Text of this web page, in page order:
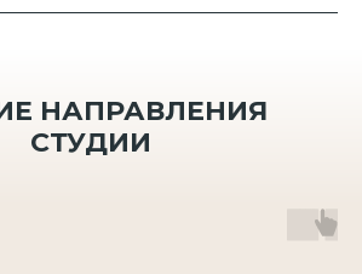
НАПРАВЛЕНИЯ
СТУДИИ